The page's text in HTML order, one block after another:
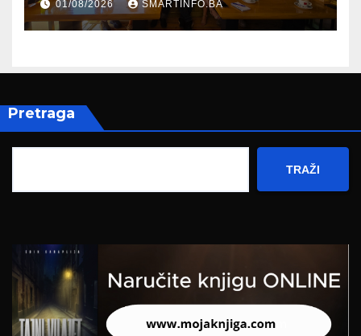
Hercegovine
01/08/2026 SMARTINFO.BA
Pretraga
TRAŽI